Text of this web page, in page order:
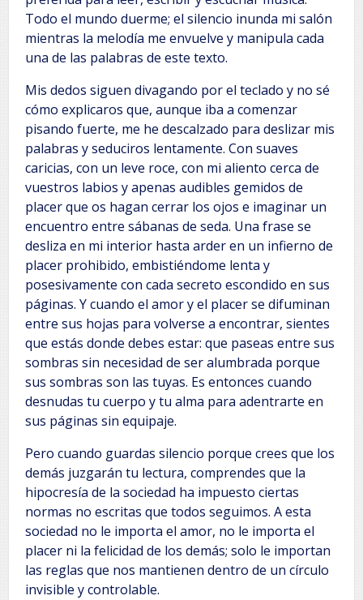
Todo el mundo duerme; el silencio inunda mi salón
mientras la melodía me envuelve y manipula cada
una de las palabras de este texto.
Mis dedos siguen divagando por el teclado y no sé
cómo explicaros que, aunque iba a comenzar
pisando fuerte, me he descalzado para deslizar mis
palabras y seduciros lentamente. Con suaves
caricias, con un leve roce, con mi aliento cerca de
vuestros labios y apenas audibles gemidos de
placer que os hagan cerrar los ojos e imaginar un
encuentro entre sábanas de seda. Una frase se
desliza en mi interior hasta arder en un infierno de
placer prohibido, embistiéndome lenta y
posesivamente con cada secreto escondido en sus
páginas. Y cuando el amor y el placer se difuminan
entre sus hojas para volverse a encontrar, sientes
que estás donde debes estar: que paseas entre sus
sombras sin necesidad de ser alumbrada porque
sus sombras son las tuyas. Es entonces cuando
desnudas tu cuerpo y tu alma para adentrarte en
sus páginas sin equipaje.
Pero cuando guardas silencio porque crees que los
demás juzgarán tu lectura, comprendes que la
hipocresía de la sociedad ha impuesto ciertas
normas no escritas que todos seguimos. A esta
sociedad no le importa el amor, no le importa el
placer ni la felicidad de los demás; solo le importan
las reglas que nos mantienen dentro de un círculo
invisible y controlable.